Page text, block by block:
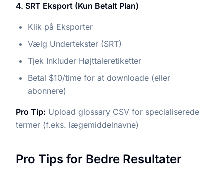
4. SRT Eksport (Kun Betalt Plan)
Klik på Eksporter
Vælg Undertekster (SRT)
Tjek Inkluder Højttaleretiketter
Betal $10/time for at downloade (eller
abonnere)
Pro Tip: Upload glossary CSV for specialiserede
termer (f.eks. lægemiddelnavne)
Pro Tips for Bedre Resultater